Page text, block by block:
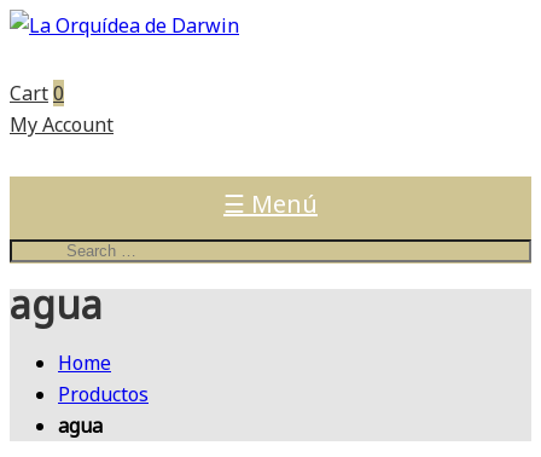
Cart0
My Account
☰ Menú
agua
Home
Productos
agua